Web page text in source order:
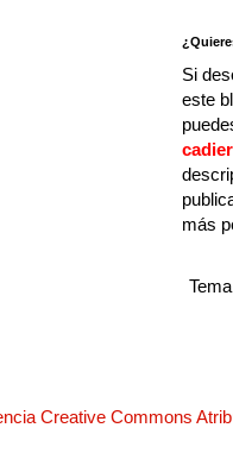
Si
este
más
Creative Commons